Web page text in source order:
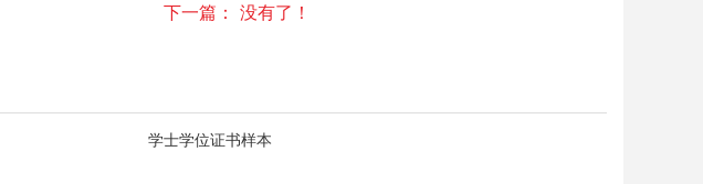
下一篇： 没有了！
学士学位证书样本